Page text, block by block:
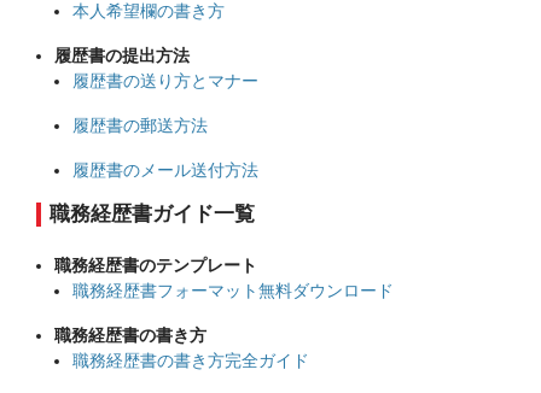
本人希望欄の書き方
履歴書の提出方法
履歴書の送り方とマナー
履歴書の郵送方法
履歴書のメール送付方法
職務経歴書ガイド一覧
職務経歴書のテンプレート
職務経歴書フォーマット無料ダウンロード
職務経歴書の書き方
職務経歴書の書き方完全ガイド